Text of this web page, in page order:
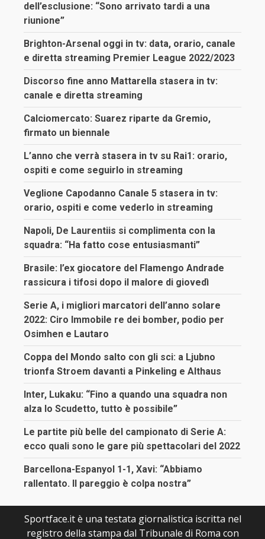
dell’esclusione: “Sono arrivato tardi a una
riunione”
Brighton-Arsenal oggi in tv: data, orario, canale
e diretta streaming Premier League 2022/2023
Discorso fine anno Mattarella stasera in tv:
canale e diretta streaming
Calciomercato: Suarez riparte da Gremio,
firmato un biennale
L’anno che verrà stasera in tv su Rai1: orario,
ospiti e come seguirlo in streaming
Veglione Capodanno Canale 5 stasera in tv:
orario, ospiti e come vederlo in streaming
Napoli, De Laurentiis si complimenta con la
squadra: “Ha fatto cose entusiasmanti”
Brasile: l’ex giocatore del Flamengo Andrade
rassicura i tifosi dopo il malore di giovedì
Serie A, i migliori marcatori dell’anno solare
2022: Ciro Immobile re dei bomber, podio per
Osimhen e Lautaro
Coppa del Mondo salto con gli sci: a Ljubno
trionfa Stroem davanti a Pinkeling e Althaus
Inter, Lukaku: “Fino a quando una squadra non
alza lo Scudetto, tutto è possibile”
Le partite più belle del campionato di Serie A:
ecco quali sono le gare più spettacolari del 2022
Barcellona-Espanyol 1-1, Xavi: “Abbiamo
rallentato. Il pareggio è colpa nostra”
Sportface.it è una testata giornalistica iscritta nel
registro della stampa dal Tribunale di Roma con